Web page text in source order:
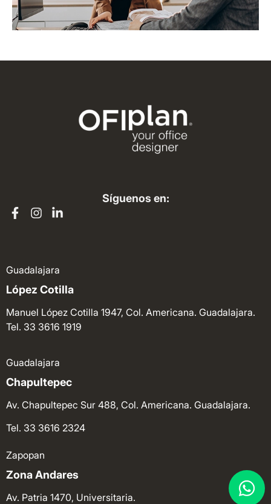
Síguenos en:
Guadalajara
López Cotilla
Manuel López Cotilla 1947, Col. Americana. Guadalajara.
Tel. 33 3616 1919
Guadalajara
Chapultepec
Av. Chapultepec Sur 488, Col. Americana. Guadalajara.
Tel. 33 3616 2324
Zapopan
Zona Andares
Av. Patria 1470, Universitaria.